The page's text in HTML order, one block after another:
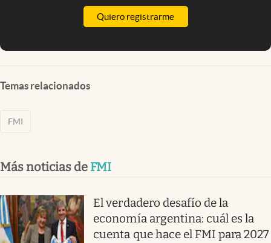
Quiero registrarme
Temas relacionados
FMI
Más noticias de FMI
El verdadero desafío de la
economía argentina: cuál es la
cuenta que hace el FMI para 2027